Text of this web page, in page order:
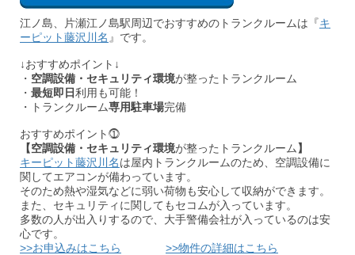
江ノ島、片瀬江ノ島駅周辺でおすすめのトランクルームは『キ
ーピット藤沢川名 』です。
↓おすすめポイント↓
・ 空調設備・ セキュリティ環境が整ったトランクルーム
・ 最短即日利用も可能！
・トランクルーム専用駐車場完備
おすすめポイント⓵
【空調設備・ セキュリティ環境が整ったトランクルーム 】
キーピット藤沢川名は屋内トランクルームのため、空調設備に
関してエアコンが備わっています。
そのため熱や湿気などに弱い荷物も安心して収納ができます。
また、セキュリティに関してもセコムが入っています。
多数の人が出入りするので、大手警備会社が入っているのは安
心です。
>>お申込みはこちら
>>物件の詳細はこちら